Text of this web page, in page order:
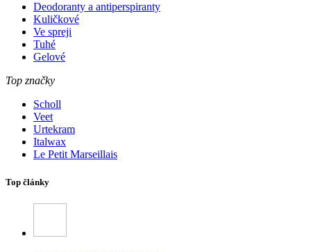
Deodoranty a antiperspiranty
Kuličkové
Ve spreji
Tuhé
Gelové
Top značky
Scholl
Veet
Urtekram
Italwax
Le Petit Marseillais
Top články